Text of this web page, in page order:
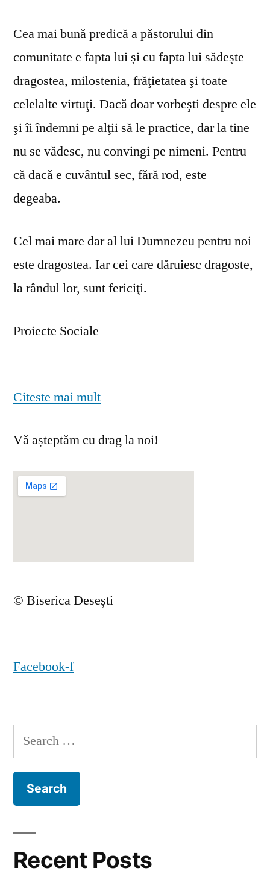
Cea mai bună predică a păstorului din
comunitate e fapta lui şi cu fapta lui sădeşte
dragostea, milostenia, frăţietatea şi toate
celelalte virtuţi. Dacă doar vorbeşti despre ele
şi îi îndemni pe alţii să le practice, dar la tine
nu se vă­desc, nu convingi pe nimeni. Pentru
că dacă e cuvântul sec, fără rod, este
degeaba.
Cel mai mare dar al lui Dumnezeu pentru noi
este dragostea. Iar cei care dăruiesc dragoste,
la rândul lor, sunt fericiţi.
Proiecte Sociale
Citeste mai mult
Vă așteptăm cu drag la noi!
© Biserica Desești
Facebook-f
Search
for:
Recent Posts